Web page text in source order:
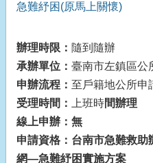
急難紓困(原馬上關懷)
辦理時限： 隨到隨辦
承辦單位： 臺南市左鎮區公
申辦流程： 至戶籍地公所申
受理時間：
上班時間辦理
線上申辦： 無
申請資格： 台南市急難救助
網—急難紓困實施方案